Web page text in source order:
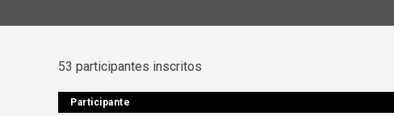
53 participantes inscritos
Participante
Participante